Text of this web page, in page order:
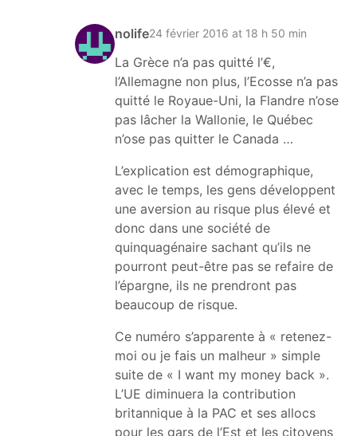
nolife24 février 2016 at 18 h 50 min
La Grèce n’a pas quitté l’€,
l’Allemagne non plus, l’Ecosse n’a pas
quitté le Royaue-Uni, la Flandre n’ose
pas lâcher la Wallonie, le Québec
n’ose pas quitter le Canada …
L’explication est démographique,
avec le temps, les gens développent
une aversion au risque plus élevé et
donc dans une société de
quinquagénaire sachant qu’ils ne
pourront peut-être pas se refaire de
l’épargne, ils ne prendront pas
beaucoup de risque.
Ce numéro s’apparente à « retenez-
moi ou je fais un malheur » simple
suite de « I want my money back ».
L’UE diminuera la contribution
britannique à la PAC et ses allocs
pour les gars de l’Est et les citoyens